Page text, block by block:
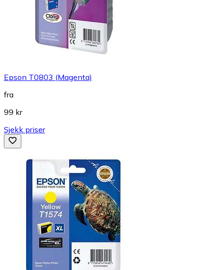
Epson T0803 (Magenta)
fra
99 kr
Sjekk priser